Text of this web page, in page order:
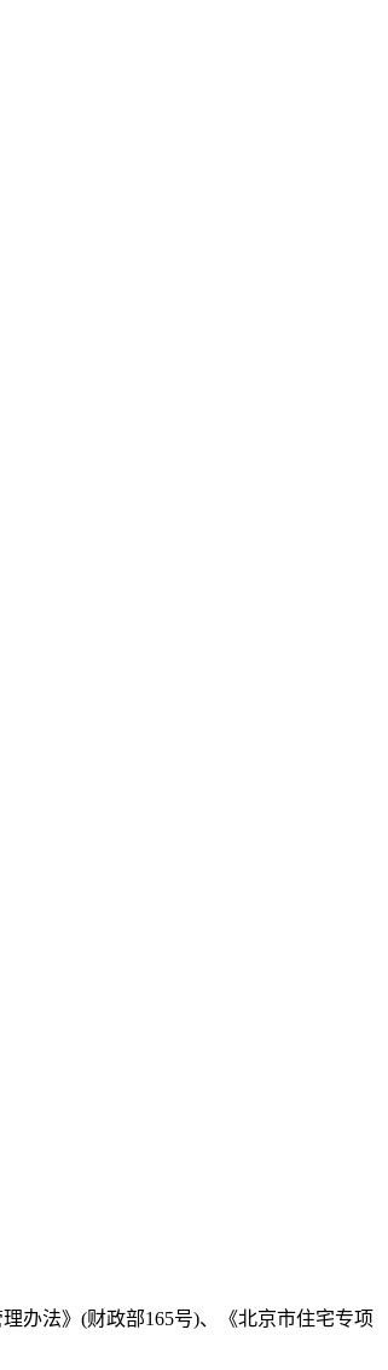
办法》(财政部165号)、《北京市住宅专项